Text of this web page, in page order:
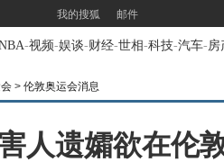
我的搜狐 邮件
-视频-娱谈-财经-世相-科技-汽车-房
> 伦敦奥运会消息
人遗孀欲在伦